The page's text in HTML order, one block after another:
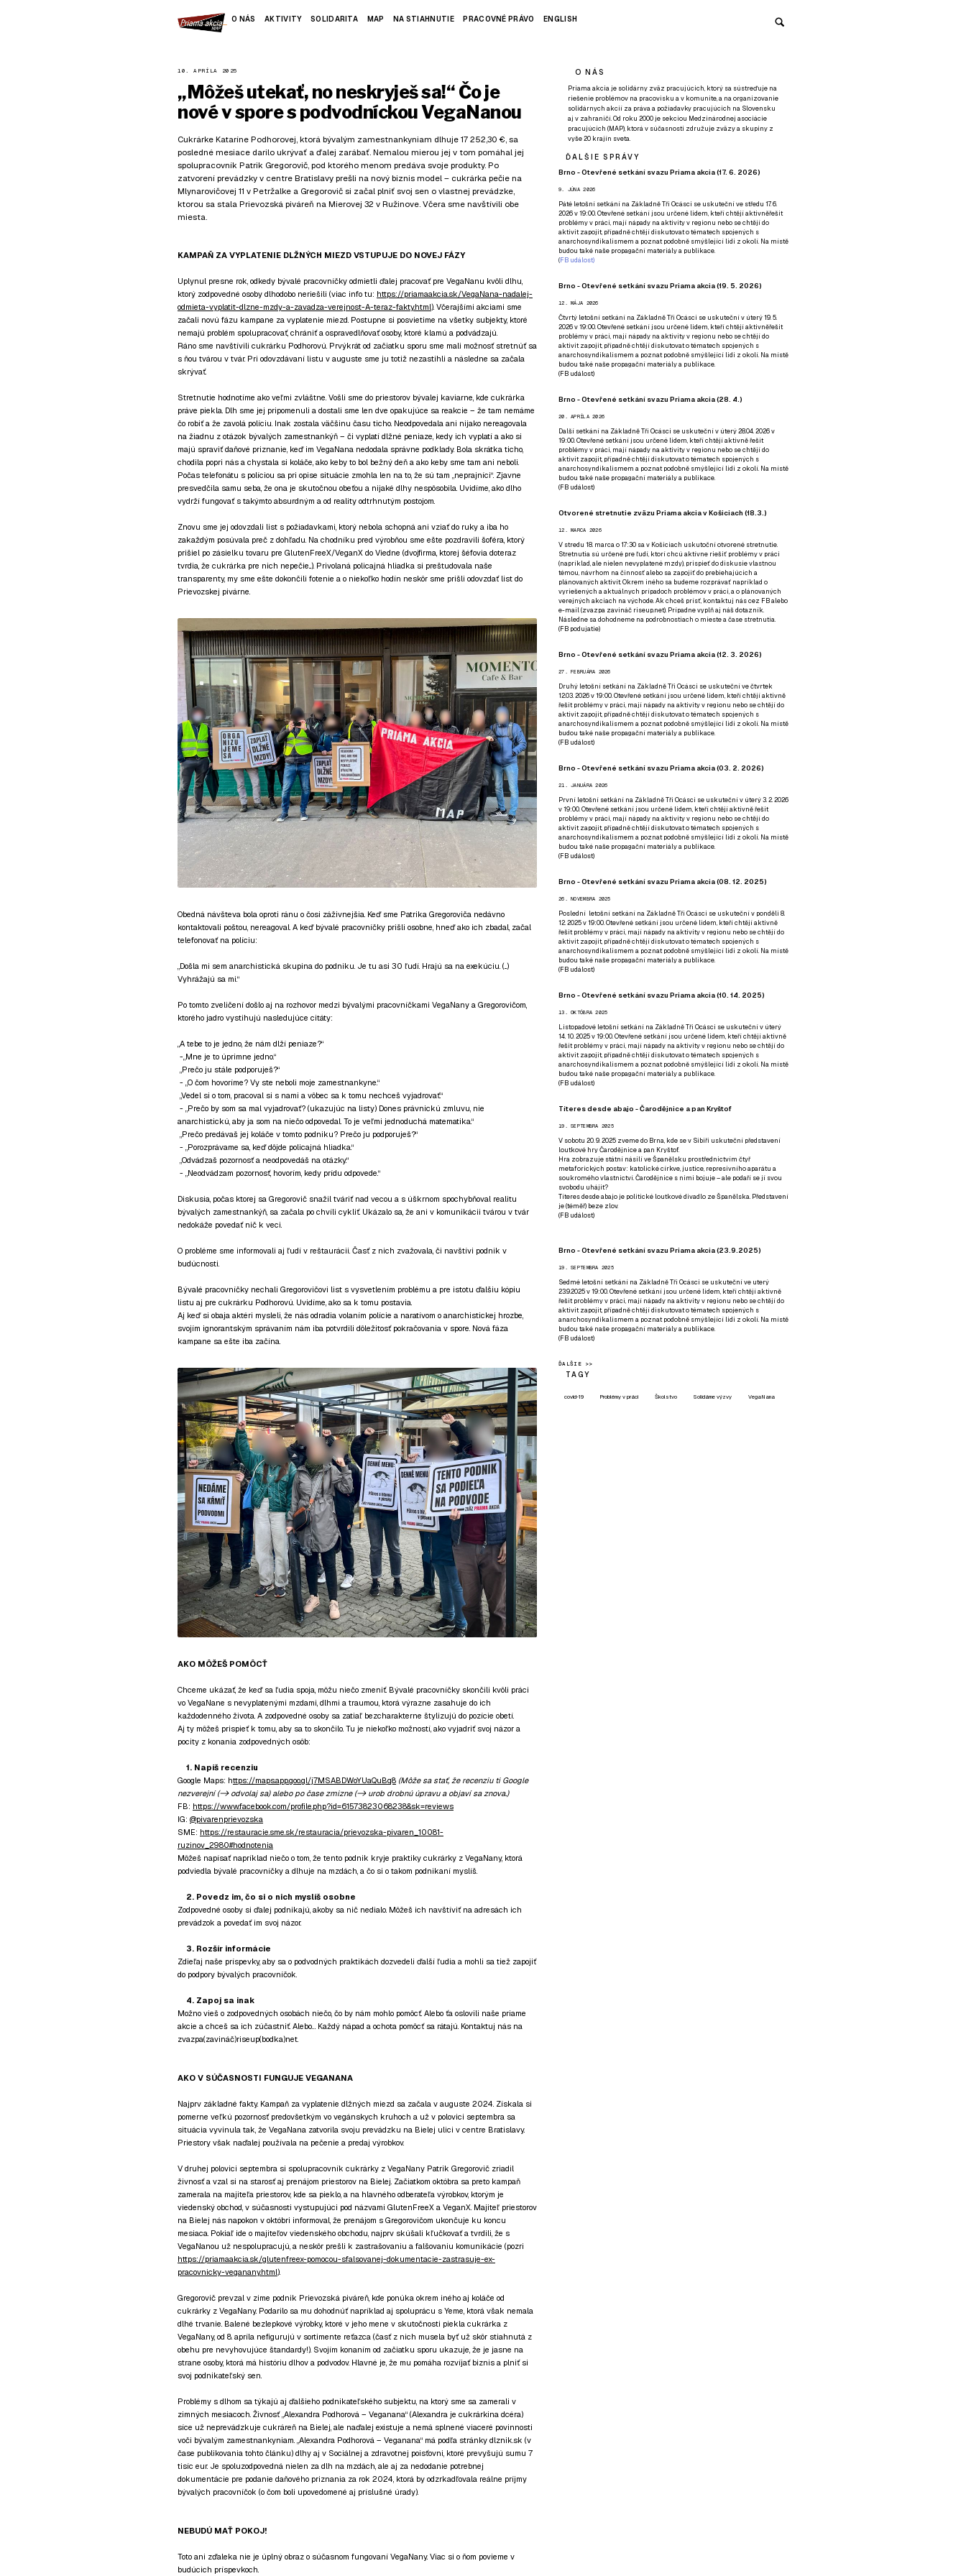
O NÁS AKTIVITY SOLIDARITA MAP NA STIAHNUTIE PRACOVNÉ PRÁVO ENGLISH
10. APRÍLA 2025
„Môžeš utekať, no neskryješ sa!“ Čo je
nové v spore s podvodníckou VegaNanou
Cukrárke Kataríne Podhorovej, ktorá bývalým zamestnankyniam dlhuje 17 252,30 €, sa
posledné mesiace darilo ukrývať a ďalej zarábať. Nemalou mierou jej v tom pomáhal jej
spolupracovník Patrik Gregorovič, pod ktorého menom predáva svoje produkty. Po
zatvorení prevádzky v centre Bratislavy prešli na nový biznis model – cukrárka pečie na
Mlynarovičovej 11 v Petržalke a Gregorovič si začal plniť svoj sen o vlastnej prevádzke,
ktorou sa stala Prievozská piváreň na Mierovej 32 v Ružinove. Včera sme navštívili obe
miesta.
KAMPAŇ ZA VYPLATENIE DLŽNÝCH MIEZD VSTUPUJE DO NOVEJ FÁZY
Uplynul presne rok, odkedy bývalé pracovníčky odmietli ďalej pracovať pre VegaNanu kvôli dlhu,
ktorý zodpovedné osoby dlhodobo neriešili (viac info tu: https://priamaakcia.sk/VegaNana-nadalej-
odmieta-vyplatit-dlzne-mzdy-a-zavadza-verejnost-A-teraz-fakty.html). Včerajšími akciami sme
začali novú fázu kampane za vyplatenie miezd. Postupne si posvietime na všetky subjekty, ktoré
nemajú problém spolupracovať, chrániť a ospravedlňovať osoby, ktoré klamú a podvádzajú.
Ráno sme navštívili cukrárku Podhorovú. Prvýkrát od začiatku sporu sme mali možnosť stretnúť sa
s ňou tvárou v tvár. Pri odovzdávaní listu v auguste sme ju totiž nezastihli a následne sa začala
skrývať.
Stretnutie hodnotíme ako veľmi zvláštne. Vošli sme do priestorov bývalej kaviarne, kde cukrárka
práve piekla. Dlh sme jej pripomenuli a dostali sme len dve opakujúce sa reakcie – že tam nemáme
čo robiť a že zavolá políciu. Inak zostala väčšinu času ticho. Neodpovedala ani nijako nereagovala
na žiadnu z otázok bývalých zamestnankýň – či vyplatí dlžné peniaze, kedy ich vyplatí a ako si
majú spraviť daňové priznanie, keď im VegaNana nedodala správne podklady. Bola skrátka ticho,
chodila popri nás a chystala si koláče, ako keby to bol bežný deň a ako keby sme tam ani neboli.
Počas telefonátu s políciou sa pri opise situácie zmohla len na to, že sú tam „neprajníci“. Zjavne
presvedčila samu seba, že ona je skutočnou obeťou a nijaké dlhy nespôsobila. Uvidíme, ako dlho
vydrží fungovať s takýmto absurdným a od reality odtrhnutým postojom.
Znovu sme jej odovzdali list s požiadavkami, ktorý nebola schopná ani vziať do ruky a iba ho
zakaždým posúvala preč z dohľadu. Na chodníku pred výrobňou sme ešte pozdravili šoféra, ktorý
prišiel po zásielku tovaru pre GlutenFreeX/VeganX do Viedne (dvojfirma, ktorej šéfovia doteraz
tvrdia, že cukrárka pre nich nepečie...). Privolaná policajná hliadka si preštudovala naše
transparenty, my sme ešte dokončili fotenie a o niekoľko hodín neskôr sme prišli odovzdať list do
Prievozskej pivárne.
Obedná návšteva bola oproti ránu o čosi záživnejšia. Keď sme Patrika Gregoroviča nedávno
kontaktovali poštou, nereagoval. A keď bývalé pracovníčky prišli osobne, hneď ako ich zbadal, začal
telefonovať na políciu:
„Došla mi sem anarchistická skupina do podniku. Je tu asi 30 ľudí. Hrajú sa na exekúciu. (...)
Vyhrážajú sa mi.“
Po tomto zveličení došlo aj na rozhovor medzi bývalými pracovníčkami VegaNany a Gregorovičom,
ktorého jadro vystihujú nasledujúce citáty:
„A tebe to je jedno, že nám dlží peniaze?“
-„Mne je to úprimne jedno.“
„Prečo ju stále podporuješ?“
- „O čom hovoríme? Vy ste neboli moje zamestnankyne.“
„Vedel si o tom, pracoval si s nami a vôbec sa k tomu nechceš vyjadrovať.“
- „Prečo by som sa mal vyjadrovať? (ukazujúc na listy) Dones právnickú zmluvu, nie
anarchistickú, aby ja som na niečo odpovedal. To je veľmi jednoduchá matematika.“
„Prečo predávaš jej koláče v tomto podniku? Prečo ju podporuješ?“
- „Porozprávame sa, keď dôjde policajná hliadka.“
„Odvádzaš pozornosť a neodpovedáš na otázky.“
- „Neodvádzam pozornosť, hovorím, kedy prídu odpovede.“
Diskusia, počas ktorej sa Gregorovič snažil tváriť nad vecou a s úškrnom spochybňoval realitu
bývalých zamestnankýň, sa začala po chvíli cykliť. Ukázalo sa, že ani v komunikácii tvárou v tvár
nedokáže povedať nič k veci.
O probléme sme informovali aj ľudí v reštaurácii. Časť z nich zvažovala, či navštívi podnik v
budúcnosti.
Bývalé pracovníčky nechali Gregorovičovi list s vysvetlením problému a pre istotu ďalšiu kópiu
listu aj pre cukrárku Podhorovú. Uvidíme, ako sa k tomu postavia.
Aj keď si obaja aktéri mysleli, že nás odradia volaním polície a naratívom o anarchistickej hrozbe,
svojím ignorantským správaním nám iba potvrdili dôležitosť pokračovania v spore. Nová fáza
kampane sa ešte iba začína.
AKO MÔŽEŠ POMÔCŤ
Chceme ukázať, že keď sa ľudia spoja, môžu niečo zmeniť. Bývalé pracovníčky skončili kvôli práci
vo VegaNane s nevyplatenými mzdami, dlhmi a traumou, ktorá výrazne zasahuje do ich
každodenného života. A zodpovedné osoby sa zatiaľ bezcharakterne štylizujú do pozície obetí.
Aj ty môžeš prispieť k tomu, aby sa to skončilo. Tu je niekoľko možností, ako vyjadriť svoj názor a
pocity z konania zodpovedných osôb:
1. Napíš recenziu
Google Maps: https://maps.app.goo.gl/j7MSABDWoYUaQuBq8 (Môže sa stať, že recenziu ti Google
nezverejní (-> odvolaj sa) alebo po čase zmizne (-> urob drobnú úpravu a objaví sa znova.)
FB: https://www.facebook.com/profile.php?id=61573823068238&sk=reviews
IG: @pivarenprievozska
SME: https://restauracie.sme.sk/restauracia/prievozska-pivaren_10081-
ruzinov_2980#hodnotenia
Môžeš napísať napríklad niečo o tom, že tento podnik kryje praktiky cukrárky z VegaNany, ktorá
podviedla bývalé pracovníčky a dlhuje na mzdách, a čo si o takom podnikaní myslíš.
2. Povedz im, čo si o nich myslíš osobne
Zodpovedné osoby si ďalej podnikajú, akoby sa nič nedialo. Môžeš ich navštíviť na adresách ich
prevádzok a povedať im svoj názor.
3. Rozšír informácie
Zdieľaj naše príspevky, aby sa o podvodných praktikách dozvedeli ďalší ľudia a mohli sa tiež zapojiť
do podpory bývalých pracovníčok.
4. Zapoj sa inak
Možno vieš o zodpovedných osobách niečo, čo by nám mohlo pomôcť. Alebo ťa oslovili naše priame
akcie a chceš sa ich zúčastniť. Alebo… Každý nápad a ochota pomôcť sa rátajú. Kontaktuj nás na
zvazpa(zavináč)riseup(bodka)net.
AKO V SÚČASNOSTI FUNGUJE VEGANANA
Najprv základné fakty. Kampaň za vyplatenie dlžných miezd sa začala v auguste 2024. Získala si
pomerne veľkú pozornosť predovšetkým vo vegánskych kruhoch a už v polovici septembra sa
situácia vyvinula tak, že VegaNana zatvorila svoju prevádzku na Bielej ulici v centre Bratislavy.
Priestory však naďalej používala na pečenie a predaj výrobkov.
V druhej polovici septembra si spolupracovník cukrárky z VegaNany Patrik Gregorovič zriadil
živnosť a vzal si na starosť aj prenájom priestorov na Bielej. Začiatkom októbra sa preto kampaň
zamerala na majiteľa priestorov, kde sa pieklo, a na hlavného odberateľa výrobkov, ktorým je
viedenský obchod, v súčasnosti vystupujúci pod názvami GlutenFreeX a VeganX. Majiteľ priestorov
na Bielej nás napokon v októbri informoval, že prenájom s Gregorovičom ukončuje ku koncu
mesiaca. Pokiaľ ide o majiteľov viedenského obchodu, najprv skúšali kľučkovať a tvrdili, že s
VegaNanou už nespolupracujú, a neskôr prešli k zastrašovaniu a falšovaniu komunikácie (pozri
https://priamaakcia.sk/glutenfreex-pomocou-sfalsovanej-dokumentacie-zastrasuje-ex-
pracovnicky-veganany.html).
Gregorovič prevzal v zime podnik Prievozská piváreň, kde ponúka okrem iného aj koláče od
cukrárky z VegaNany. Podarilo sa mu dohodnúť napríklad aj spoluprácu s Yeme, ktorá však nemala
dlhé trvanie. Balené bezlepkové výrobky, ktoré v jeho mene v skutočnosti piekla cukrárka z
VegaNany, od 8. apríla nefigurujú v sortimente reťazca (časť z nich musela byť už skôr stiahnutá z
obehu pre nevyhovujúce štandardy!). Svojím konaním od začiatku sporu ukazuje, že je jasne na
strane osoby, ktorá má históriu dlhov a podvodov. Hlavné je, že mu pomáha rozvíjať biznis a plniť si
svoj podnikateľský sen.
Problémy s dlhom sa týkajú aj ďalšieho podnikateľského subjektu, na ktorý sme sa zamerali v
zimných mesiacoch. Živnosť „Alexandra Podhorová – Veganana“ (Alexandra je cukrárkina dcéra)
síce už neprevádzkuje cukráreň na Bielej, ale naďalej existuje a nemá splnené viaceré povinnosti
voči bývalým zamestnankyniam. „Alexandra Podhorová – Veganana“ má podľa stránky dlznik.sk (v
čase publikovania tohto článku) dlhy aj v Sociálnej a zdravotnej poisťovni, ktoré prevyšujú sumu 7
tisíc eur. Je spoluzodpovedná nielen za dlh na mzdách, ale aj za nedodanie potrebnej
dokumentácie pre podanie daňového priznania za rok 2024, ktorá by odzrkadľovala reálne príjmy
bývalých pracovníčok (o čom boli upovedomené aj príslušné úrady).
NEBUDÚ MAŤ POKOJ!
Toto ani zďaleka nie je úplný obraz o súčasnom fungovaní VegaNany. Viac si o ňom povieme v
budúcich príspevkoch.
O NÁS
Priama akcia je solidárny zväz pracujúcich, ktorý sa sústreďuje na
riešenie problémov na pracovisku a v komunite, a na organizovanie
solidárnych akcií za práva a požiadavky pracujúcich na Slovensku
aj v zahraničí. Od roku 2000 je sekciou Medzinárodnej asociácie
pracujúcich (MAP), ktorá v súčasnosti združuje zväzy a skupiny z
vyše 20 krajín sveta.
ĎALŠIE SPRÁVY
Brno - Otevřené setkání svazu Priama akcia (17. 6. 2026)
9. JÚNA 2026
Páté letošní setkání na Základně Tři Ocásci se uskuteční ve středu 17. 6.
2026 v 19:00. Otevřené setkání jsou určené lidem, kteří chtějí aktivněřešit
problémy v práci, mají nápady na aktivity v regionu nebo se chtějí do
aktivit zapojit, případně chtějí diskutovat o tématech spojených s
anarchosyndikalismem a poznat podobně smýšlející lidi z okolí. Na místě
budou také naše propagační materiály a publikace.
(FB událost)
Brno - Otevřené setkání svazu Priama akcia (19. 5. 2026)
12. MÁJA 2026
Čtvrtý letošní setkání na Základně Tři Ocásci se uskuteční v úterý 19. 5.
2026 v 19:00. Otevřené setkání jsou určené lidem, kteří chtějí aktivněřešit
problémy v práci, mají nápady na aktivity v regionu nebo se chtějí do
aktivit zapojit, případně chtějí diskutovat o tématech spojených s
anarchosyndikalismem a poznat podobně smýšlející lidi z okolí. Na místě
budou také naše propagační materiály a publikace.
(FB událost)
Brno - Otevřené setkání svazu Priama akcia (28. 4.)
20. APRÍLA 2026
Další setkání na Základně Tři Ocásci se uskuteční v úterý 28.04. 2026 v
19:00. Otevřené setkání jsou určené lidem, kteří chtějí aktivně řešit
problémy v práci, mají nápady na aktivity v regionu nebo se chtějí do
aktivit zapojit, případně chtějí diskutovat o tématech spojených s
anarchosyndikalismem a poznat podobně smýšlející lidi z okolí. Na místě
budou také naše propagační materiály a publikace.
(FB událost)
Otvorené stretnutie zväzu Priama akcia v Košiciach (18.3.)
12. MARCA 2026
V stredu 18. marca o 17:30 sa v Košiciach uskutoční otvorené stretnutie.
Stretnutia sú určené pre ľudí, ktorí chcú aktívne riešiť problémy v práci
(napríklad, ale nielen nevyplatené mzdy), prispieť do diskusie vlastnou
témou, návrhom na činnosť alebo sa zapojiť do prebiehajúcich a
plánovaných aktivít. Okrem iného sa budeme rozprávať napríklad o
vyriešených a aktuálnych prípadoch problémov v práci, a o plánovaných
verejných akciach na východe. Ak chceš prísť, kontaktuj nás cez FBalebo
e-mail (zvazpa zavináč riseup.net). Prípadnevyplň aj náš dotazník.
Následne sa dohodneme na podrobnostiach o mieste a čase stretnutia.
(FB podujatie)
Brno - Otevřené setkání svazu Priama akcia (12. 3. 2026)
27. FEBRUÁRA 2026
Druhý letošní setkání na Základně Tři Ocásci se uskuteční ve čtvrtek
12.03. 2026 v 19:00. Otevřené setkání jsou určené lidem, kteří chtějí aktivně
řešit problémy v práci, mají nápady na aktivity v regionu nebo se chtějí do
aktivit zapojit, případně chtějí diskutovat o tématech spojených s
anarchosyndikalismem a poznat podobně smýšlející lidi z okolí. Na místě
budou také naše propagační materiály a publikace.
(FB událost)
Brno - Otevřené setkání svazu Priama akcia (03. 2. 2026)
21. JANUÁRA 2026
První letošní setkání na Základně Tři Ocásci se uskuteční v úterý 3. 2. 2026
v 19:00. Otevřené setkání jsou určené lidem, kteří chtějí aktivně řešit
problémy v práci, mají nápady na aktivity v regionu nebo se chtějí do
aktivit zapojit, případně chtějí diskutovat o tématech spojených s
anarchosyndikalismem a poznat podobně smýšlející lidi z okolí. Na místě
budou také naše propagační materiály a publikace.
(FB událost)
Brno - Otevřené setkání svazu Priama akcia (08. 12. 2025)
26. NOVEMBRA 2025
Poslední letošní setkání na Základně Tři Ocásci se uskuteční v ponděli 8.
12. 2025 v 19:00. Otevřené setkání jsou určené lidem, kteří chtějí aktivně
řešit problémy v práci, mají nápady na aktivity v regionu nebo se chtějí do
aktivit zapojit, případně chtějí diskutovat o tématech spojených s
anarchosyndikalismem a poznat podobně smýšlející lidi z okolí. Na místě
budou také naše propagační materiály a publikace.
(FB událost)
Brno - Otevřené setkání svazu Priama akcia (10. 14. 2025)
13. OKTÓBRA 2025
Listopadové letošní setkání na Základně Tři Ocásci se uskuteční v úterý
14. 10. 2025 v 19:00. Otevřené setkání jsou určené lidem, kteří chtějí aktivně
řešit problémy v práci, mají nápady na aktivity v regionu nebo se chtějí do
aktivit zapojit, případně chtějí diskutovat o tématech spojených s
anarchosyndikalismem a poznat podobně smýšlející lidi z okolí. Na místě
budou také naše propagační materiály a publikace.
(FB událost)
Títeres desde abajo - Čarodějnice a pan Kryštof
19. SEPTEMBRA 2025
V sobotu 20. 9. 2025 zveme do Brna, kde se v Sibiři uskuteční představení
loutkové hry Čarodějnice a pan Kryštof.
Hra zobrazuje státní násilí ve Španělsku prostřednictvím čtyř
metaforických postav: katolické církve, justice, represivního aparátu a
soukromého vlastnictví. Čarodějnice s nimi bojuje – ale podaří se jí svou
svobodu uhájit?
Títeres desde abajo je politické loutkové divadlo ze Španělska. Představení
je (téměř) beze zlov.
(FB událost)
Brno - Otevřené setkání svazu Priama akcia (23.9.2025)
19. SEPTEMBRA 2025
Sedmé letošní setkání na Základně Tři Ocásci se uskuteční ve uterý
23.9.2025 v 19:00. Otevřené setkání jsou určené lidem, kteří chtějí aktivně
řešit problémy v práci, mají nápady na aktivity v regionu nebo se chtějí do
aktivit zapojit, případně chtějí diskutovat o tématech spojených s
anarchosyndikalismem a poznat podobně smýšlející lidi z okolí. Na místě
budou také naše propagační materiály a publikace.
(FB událost)
ĎALŠIE >>
TAGY
covid-19 Problémy v práci Školstvo Solidárne výzvy VegaNana